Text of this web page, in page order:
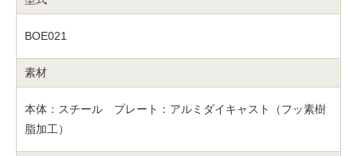
BOE021
素材
本体：スチール プレート：アルミダイキャスト（フッ素樹
脂加工）